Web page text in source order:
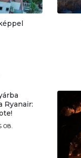
Ryanair:
08.